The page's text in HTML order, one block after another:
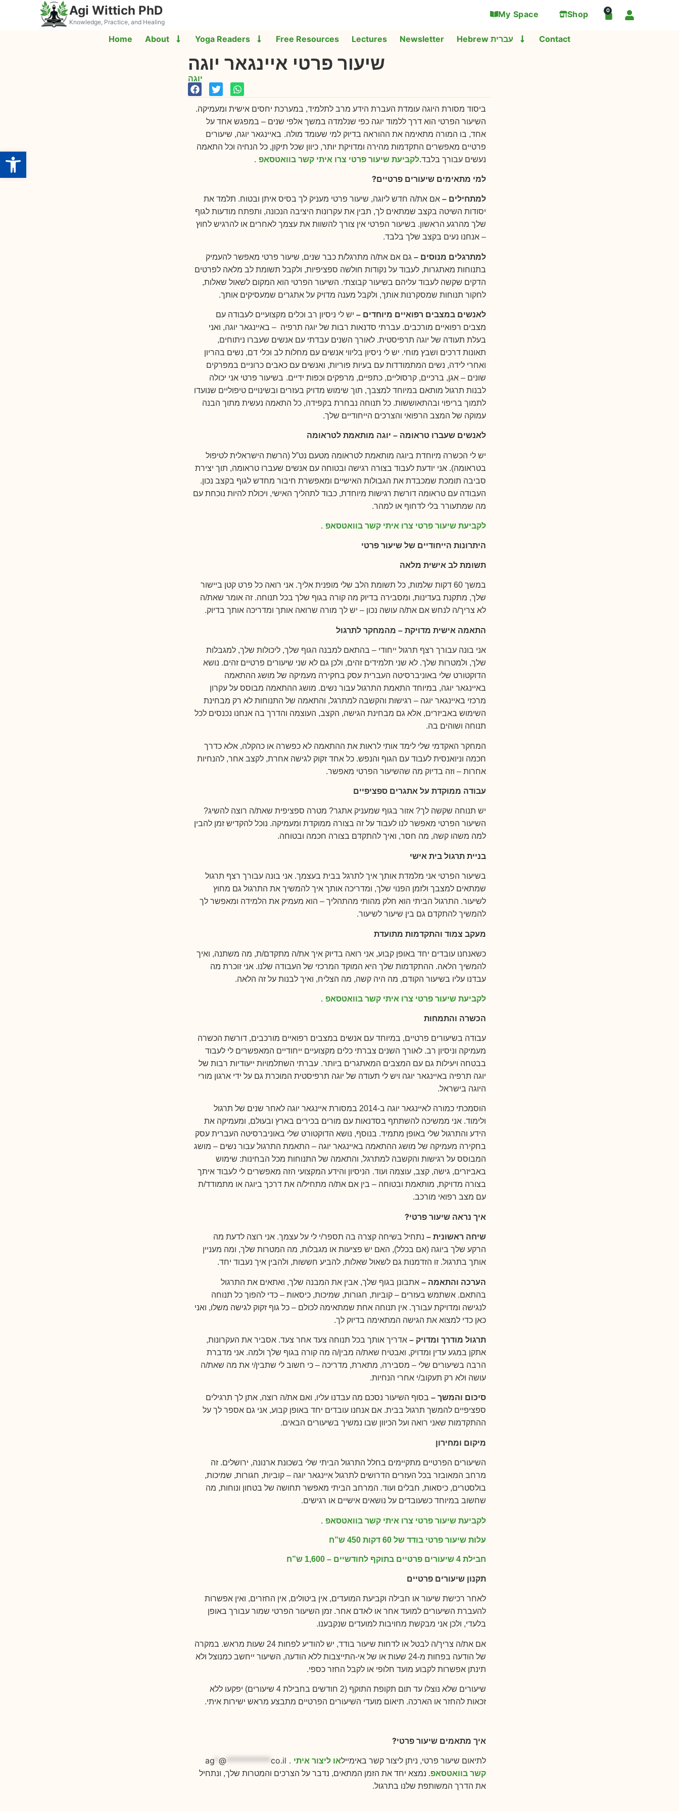
Open toolbar
Agi Wittich PhD
Knowledge, Practice, and Healing
My Space Shop 0
Home About Yoga Readers Free Resources Lectures Newsletter Hebrew עברית Contact
שיעור פרטי איינגאר יוגה
יוגה
ביסוד מסורת היוגה עומדת העברת הידע מרב לתלמיד, במערכת יחסים אישית ומעמיקה.
השיעור הפרטי הוא דרך ללמוד יוגה כפי שנלמדה במשך אלפי שנים – במפגש אחד על
אחד, בו המורה מתאימה את ההוראה בדיוק למי שעומד מולה. באיינגאר יוגה, שיעורים
פרטיים מאפשרים התקדמות מהירה ומדויקת יותר, כיוון שכל תיקון, כל הנחיה וכל התאמה
נעשים עבורך בלבד.
. לקביעת שיעור פרטי צרו איתי קשר בוואטסאפ
למי מתאימים שיעורים פרטיים?
למתחילים – אם את/ה חדש ליוגה, שיעור פרטי מעניק לך בסיס איתן ובטוח. תלמד את
יסודות השיטה בקצב שמתאים לך, תבין את עקרונות היציבה הנכונה, ותפתח מודעות לגוף
שלך מהרגע הראשון. בשיעור הפרטי אין צורך להשוות את עצמך לאחרים או להרגיש לחוץ
– אנחנו נעים בקצב שלך בלבד.
למתרגלים מנוסים – גם אם את/ה מתרגל/ת כבר שנים, שיעור פרטי מאפשר להעמיק
בתנוחות מאתגרות, לעבוד על נקודות חולשה ספציפיות, ולקבל תשומת לב מלאה לפרטים
הדקים שקשה לעבוד עליהם בשיעור קבוצתי. השיעור הפרטי הוא המקום לשאול שאלות,
לחקור תנוחות שמסקרנות אותך, ולקבל מענה מדויק על אתגרים שמעסיקים אותך.
לאנשים במצבים רפואיים מיוחדים – יש לי ניסיון רב וכלים מקצועיים לעבודה עם
מצבים רפואיים מורכבים. עברתי סדנאות רבות של יוגה תרפיה – באיינגאר יוגה, ואני
בעלת תעודה של יוגה תרפיסטית. לאורך השנים עבדתי עם אנשים שעברו ניתוחים,
תאונות דרכים ושבץ מוחי. יש לי ניסיון בליווי אנשים עם מחלות לב וכלי דם, נשים בהריון
ואחרי לידה, נשים המתמודדות עם בעיות פוריות, ואנשים עם כאבים כרוניים במפרקים
שונים – אגן, ברכיים, קרסוליים, כתפיים, מרפקים וכפות ידיים. בשיעור פרטי אני יכולה
לבנות תרגול מותאם במיוחד למצבך, תוך שימוש מדויק בעזרים ובשינויים טיפוליים שנועדו
לתמוך בריפוי ובהתאוששות. כל תנוחה נבחרת בקפידה, כל התאמה נעשית מתוך הבנה
עמוקה של המצב הרפואי והצרכים הייחודיים שלך.
לאנשים שעברו טראומה – יוגה מותאמת לטראומה
יש לי הכשרה מיוחדת ביוגה מותאמת לטראומה מטעם נט”ל (הרשת הישראלית לטיפול
בטראומה). אני יודעת לעבוד בצורה רגישה ובטוחה עם אנשים שעברו טראומה, תוך יצירת
סביבה תומכת שמכבדת את הגבולות האישיים ומאפשרת חיבור מחדש לגוף בקצב נכון.
העבודה עם טראומה דורשת רגישות מיוחדת, כבוד לתהליך האישי, ויכולת להיות נוכחת עם
מה שמתעורר בלי לדחוף או למהר.
. לקביעת שיעור פרטי צרו איתי קשר בוואטסאפ
היתרונות הייחודיים של שיעור פרטי
תשומת לב אישית מלאה
במשך 60 דקות שלמות, כל תשומת הלב שלי מופנית אליך. אני רואה כל פרט קטן ביישור
שלך, מתקנת בעדינות, ומסבירה בדיוק מה קורה בגוף שלך בכל תנוחה. זה אומר שאת/ה
לא צריך/ה לנחש אם את/ה עושה נכון – יש לך מורה שרואה אותך ומדריכה אותך בדיוק.
התאמה אישית מדויקת – מהמחקר לתרגול
אני בונה עבורך רצף תרגול ייחודי – בהתאם למבנה הגוף שלך, ליכולות שלך, למגבלות
שלך, ולמטרות שלך. לא שני תלמידים זהים, ולכן גם לא שני שיעורים פרטיים זהים. נושא
הדוקטורט שלי באוניברסיטה העברית עסק בחקירה מעמיקה של מושג ההתאמה
באיינגאר יוגה, במיוחד התאמת התרגול עבור נשים. מושג ההתאמה מבוסס על עקרון
מרכזי באיינגאר יוגה – רגישות והקשבה למתרגל, והתאמה של התנוחות לא רק מבחינת
השימוש באביזרים, אלא גם מבחינת הגישה, הקצב, העוצמה והדרך בה אנחנו נכנסים לכל
תנוחה ושוהים בה.
המחקר האקדמי שלי לימד אותי לראות את ההתאמה לא כפשרה או כהקלה, אלא כדרך
חכמה וניואנסית לעבוד עם הגוף והנפש. כל אחד זקוק לגישה אחרת, לקצב אחר, להנחיות
אחרות – וזה בדיוק מה שהשיעור הפרטי מאפשר.
עבודה ממוקדת על אתגרים ספציפיים
יש תנוחה שקשה לך? אזור בגוף שמעניק אתגר? מטרה ספציפית שאת/ה רוצה להשיג?
השיעור הפרטי מאפשר לנו לעבוד על זה בצורה ממוקדת ומעמיקה. נוכל להקדיש זמן להבין
למה משהו קשה, מה חסר, ואיך להתקדם בצורה חכמה ובטוחה.
בניית תרגול בית אישי
בשיעור הפרטי אני מלמדת אותך איך לתרגל בבית בעצמך. אני בונה עבורך רצף תרגול
שמתאים למצבך ולזמן הפנוי שלך, ומדריכה אותך איך להמשיך את התרגול גם מחוץ
לשיעור. התרגול הביתי הוא חלק מהותי מהתהליך – הוא מעמיק את הלמידה ומאפשר לך
להמשיך להתקדם גם בין שיעור לשיעור.
מעקב צמוד והתקדמות מתועדת
כשאנחנו עובדים יחד באופן קבוע, אני רואה בדיוק איך את/ה מתקדם/ת, מה משתנה, ואיך
להמשיך הלאה. ההתקדמות שלך היא המוקד המרכזי של העבודה שלנו. אני זוכרת מה
עבדנו עליו בשיעור הקודם, מה היה קשה, מה הצליח, ואיך לבנות על זה הלאה.
. לקביעת שיעור פרטי צרו איתי קשר בוואטסאפ
הכשרה והתמחות
עבודה בשיעורים פרטיים, במיוחד עם אנשים במצבים רפואיים מורכבים, דורשת הכשרה
מעמיקה וניסיון רב. לאורך השנים צברתי כלים מקצועיים ייחודיים המאפשרים לי לעבוד
בבטחה ויעילות גם עם המצבים המאתגרים ביותר. עברתי השתלמויות ייעודיות רבות של
יוגה תרפיה באיינגאר יוגה ויש לי תעודה של יוגה תרפיסטית המוכרת גם על ידי ארגון מורי
היוגה בישראל.
הוסמכתי כמורה לאיינגאר יוגה ב-2014 במסורת איינגאר יוגה לאחר שנים של תרגול
ולימוד. אני ממשיכה להשתתף בסדנאות עם מורים בכירים בארץ ובעולם, ומעמיקה את
הידע והתרגול שלי באופן מתמיד. בנוסף, נושא הדוקטורט שלי באוניברסיטה העברית עסק
בחקירה מעמיקה של מושג ההתאמה באיינגאר יוגה – התאמת התרגול עבור נשים – מושג
המבוסס על רגישות והקשבה למתרגל, והתאמה של התנוחות מכל הבחינות: שימוש
באביזרים, גישה, קצב, עוצמה ועוד. הניסיון והידע המקצועי הזה מאפשרים לי לעבוד איתך
בצורה מדויקת, מותאמת ובטוחה – בין אם את/ה מתחיל/ה את דרכך ביוגה או מתמודד/ת
עם מצב רפואי מורכב.
איך נראה שיעור פרטי?
שיחה ראשונית – נתחיל בשיחה קצרה בה תספר/י לי על עצמך. אני רוצה לדעת מה
הרקע שלך ביוגה (אם בכלל), האם יש פציעות או מגבלות, מה המטרות שלך, ומה מעניין
אותך בתרגול. זו הזדמנות גם לשאול שאלות, להביע חששות, ולהבין איך נעבוד יחד.
הערכה והתאמה – אתבונן בגוף שלך, אבין את המבנה שלך, ואתאים את התרגול
בהתאם. אשתמש בעזרים – קוביות, חגורות, שמיכות, כיסאות – כדי להפוך כל תנוחה
לנגישה ומדויקת עבורך. אין תנוחה אחת שמתאימה לכולם – כל גוף זקוק לגישה משלו, ואני
כאן כדי למצוא את הגישה המתאימה בדיוק לך.
תרגול מודרך ומדויק – אדריך אותך בכל תנוחה צעד אחר צעד. אסביר את העקרונות,
אתקן במגע עדין ומדויק, ואבטיח שאת/ה מבין/ה מה קורה בגוף שלך ולמה. אני מדברת
הרבה בשיעורים שלי – מסבירה, מתארת, מדריכה – כי חשוב לי שתבין/י את מה שאת/ה
עושה ולא רק תעקוב/י אחרי הנחיות.
סיכום והמשך – בסוף השיעור נסכם מה עבדנו עליו, ואם את/ה רוצה, אתן לך תרגילים
ספציפיים להמשך תרגול בבית. אם אנחנו עובדים יחד באופן קבוע, אני גם אספר לך על
ההתקדמות שאני רואה ועל הכיוון שבו נמשיך בשיעורים הבאים.
מיקום ומחירון
השיעורים הפרטיים מתקיימים בחלל התרגול הביתי שלי בשכונת ארנונה, ירושלים. זה
מרחב המאובזר בכל העזרים הדרושים לתרגול איינגאר יוגה – קוביות, חגורות, שמיכות,
בולסטרים, כיסאות, חבלים ועוד. המרחב הביתי מאפשר תחושה של בטחון ונוחות, מה
שחשוב במיוחד כשעובדים על נושאים אישיים או רגישים.
. לקביעת שיעור פרטי צרו איתי קשר בוואטסאפ
עלות שיעור פרטי בודד של 60 דקות 450 ש”ח
חבילת 4 שיעורים פרטיים בתוקף לחודשיים – 1,600 ש”ח
תקנון שיעורים פרטיים
לאחר רכישת שיעור או חבילה וקביעת המועדים, אין ביטולים, אין החזרים, ואין אפשרות
להעברת השיעורים למועד אחר או לאדם אחר. זמן השיעור הפרטי שמור עבורך באופן
בלעדי, ולכן אני מבקשת מחויבות למועדים שנקבענו.
אם את/ה צריך/ה לבטל או לדחות שיעור בודד, יש להודיע לפחות 24 שעות מראש. במקרה
של הודעה בפחות מ-24 שעות או של אי-התייצבות ללא הודעה, השיעור ייחשב כמנוצל ולא
תינתן אפשרות לקבוע מועד חלופי או לקבל החזר כספי.
שיעורים שלא נוצלו עד תום תקופת התוקף (2 חודשים בחבילת 4 שיעורים) יפקעו ללא
זכאות להחזר או הארכה. תיאום מועדי השיעורים הפרטיים מתבצע מראש ישירות איתי.
איך מתאמים שיעור פרטי?
לתיאום שיעור פרטי, ניתן ליצור קשר באימייל ag @ *********** co.il . או ליצור איתי
קשר בוואטסאפ. נמצא יחד את הזמן המתאים, נדבר על הצרכים והמטרות שלך, ונתחיל
את הדרך המשותפת שלנו בתרגול.